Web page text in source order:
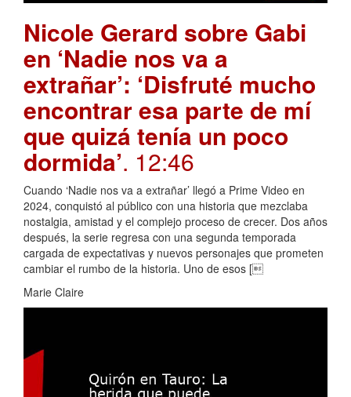
Nicole Gerard sobre Gabi
en ‘Nadie nos va a
extrañar’: ‘Disfruté mucho
encontrar esa parte de mí
que quizá tenía un poco
dormida’. 12:46
Cuando ‘Nadie nos va a extrañar’ llegó a Prime Video en
2024, conquistó al público con una historia que mezclaba
nostalgia, amistad y el complejo proceso de crecer. Dos años
después, la serie regresa con una segunda temporada
cargada de expectativas y nuevos personajes que prometen
cambiar el rumbo de la historia. Uno de esos [
Marie Claire